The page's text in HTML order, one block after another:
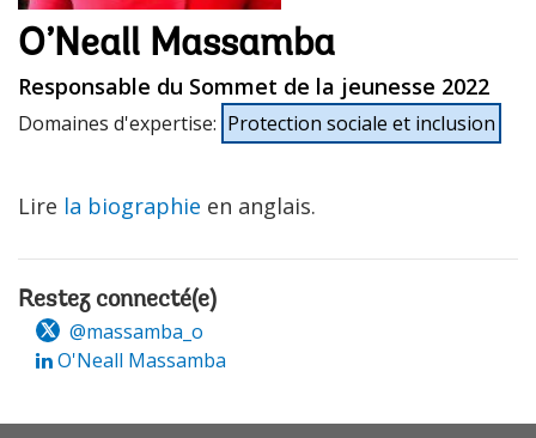
O’Neall Massamba
Responsable du Sommet de la jeunesse 2022
Domaines d'expertise: Protection sociale et inclusion
Lire la biographie en anglais.
Restez connecté(e)
@massamba_o
O'Neall Massamba